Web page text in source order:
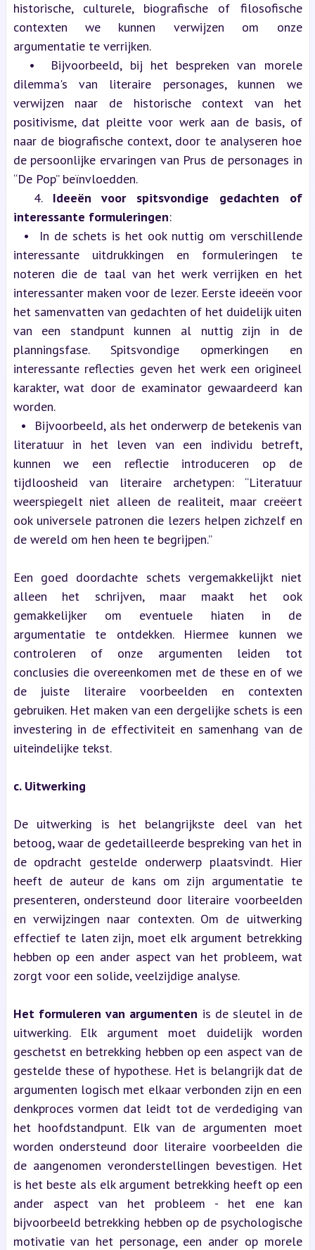
historische, culturele, biografische of filosofische
contexten we kunnen verwijzen om onze
argumentatie te verrijken.
•  Bijvoorbeeld, bij het bespreken van morele
dilemma's van literaire personages, kunnen we
verwijzen naar de historische context van het
positivisme, dat pleitte voor werk aan de basis, of
naar de biografische context, door te analyseren hoe
de persoonlijke ervaringen van Prus de personages in
“De Pop” beïnvloedden.
4. Ideeën voor spitsvondige gedachten of
interessante formuleringen:
•  In de schets is het ook nuttig om verschillende
interessante uitdrukkingen en formuleringen te
noteren die de taal van het werk verrijken en het
interessanter maken voor de lezer. Eerste ideeën voor
het samenvatten van gedachten of het duidelijk uiten
van een standpunt kunnen al nuttig zijn in de
planningsfase. Spitsvondige opmerkingen en
interessante reflecties geven het werk een origineel
karakter, wat door de examinator gewaardeerd kan
worden.
•  Bijvoorbeeld, als het onderwerp de betekenis van
literatuur in het leven van een individu betreft,
kunnen we een reflectie introduceren op de
tijdloosheid van literaire archetypen: “Literatuur
weerspiegelt niet alleen de realiteit, maar creëert
ook universele patronen die lezers helpen zichzelf en
de wereld om hen heen te begrijpen.”
Een goed doordachte schets vergemakkelijkt niet
alleen het schrijven, maar maakt het ook
gemakkelijker om eventuele hiaten in de
argumentatie te ontdekken. Hiermee kunnen we
controleren of onze argumenten leiden tot
conclusies die overeenkomen met de these en of we
de juiste literaire voorbeelden en contexten
gebruiken. Het maken van een dergelijke schets is een
investering in de effectiviteit en samenhang van de
uiteindelijke tekst.
c. Uitwerking
De uitwerking is het belangrijkste deel van het
betoog, waar de gedetailleerde bespreking van het in
de opdracht gestelde onderwerp plaatsvindt. Hier
heeft de auteur de kans om zijn argumentatie te
presenteren, ondersteund door literaire voorbeelden
en verwijzingen naar contexten. Om de uitwerking
effectief te laten zijn, moet elk argument betrekking
hebben op een ander aspect van het probleem, wat
zorgt voor een solide, veelzijdige analyse.
Het formuleren van argumenten is de sleutel in de
uitwerking. Elk argument moet duidelijk worden
geschetst en betrekking hebben op een aspect van de
gestelde these of hypothese. Het is belangrijk dat de
argumenten logisch met elkaar verbonden zijn en een
denkproces vormen dat leidt tot de verdediging van
het hoofdstandpunt. Elk van de argumenten moet
worden ondersteund door literaire voorbeelden die
de aangenomen veronderstellingen bevestigen. Het
is het beste als elk argument betrekking heeft op een
ander aspect van het probleem - het ene kan
bijvoorbeeld betrekking hebben op de psychologische
motivatie van het personage, een ander op morele